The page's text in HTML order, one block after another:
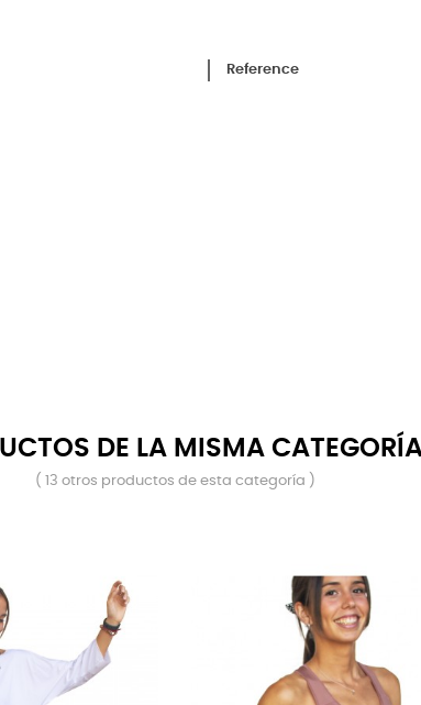
Reference
DE LA MISMA
( 13 otros productos de esta categoría )